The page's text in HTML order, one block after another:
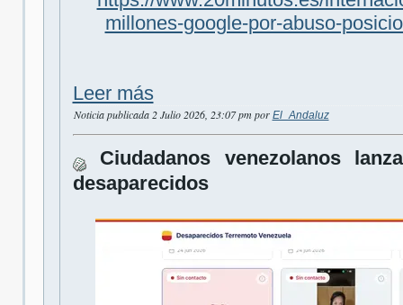
millones-google-por-abuso-
Leer más
Noticia publicada 2 Julio 2026, 23:07 pm por El_Andaluz
Ciudadanos venezolanos
desaparecidos